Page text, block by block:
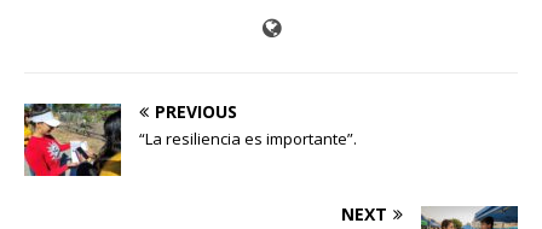
PREVIOUS
“La resiliencia es importante”.
NEXT